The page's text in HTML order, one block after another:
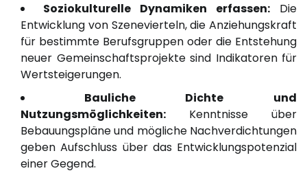
Soziokulturelle Dynamiken erfassen: Die
Entwicklung von Szenevierteln, die Anziehungskraft
für bestimmte Berufsgruppen oder die Entstehung
neuer Gemeinschaftsprojekte sind Indikatoren für
Wertsteigerungen.
Bauliche Dichte und
Nutzungsmöglichkeiten: Kenntnisse über
Bebauungspläne und mögliche Nachverdichtungen
geben Aufschluss über das Entwicklungspotenzial
einer Gegend.